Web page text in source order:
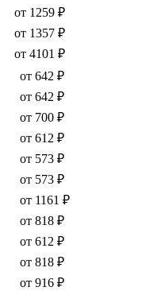
от 1259 ₽
от 1357 ₽
от 4101 ₽
от 642 ₽
от 642 ₽
от 700 ₽
от 612 ₽
от 573 ₽
от 573 ₽
от 1161 ₽
от 818 ₽
от 612 ₽
от 818 ₽
от 916 ₽